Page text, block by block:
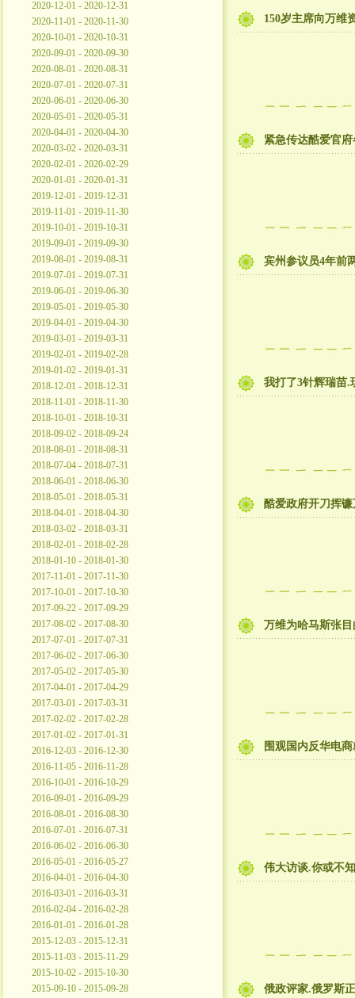
2020-12-01 - 2020-12-31
2020-11-01 - 2020-11-30
2020-10-01 - 2020-10-31
2020-09-01 - 2020-09-30
2020-08-01 - 2020-08-31
2020-07-01 - 2020-07-31
2020-06-01 - 2020-06-30
2020-05-01 - 2020-05-31
2020-04-01 - 2020-04-30
2020-03-02 - 2020-03-31
2020-02-01 - 2020-02-29
2020-01-01 - 2020-01-31
2019-12-01 - 2019-12-31
2019-11-01 - 2019-11-30
2019-10-01 - 2019-10-31
2019-09-01 - 2019-09-30
2019-08-01 - 2019-08-31
2019-07-01 - 2019-07-31
2019-06-01 - 2019-06-30
2019-05-01 - 2019-05-30
2019-04-01 - 2019-04-30
2019-03-01 - 2019-03-31
2019-02-01 - 2019-02-28
2019-01-02 - 2019-01-31
2018-12-01 - 2018-12-31
2018-11-01 - 2018-11-30
2018-10-01 - 2018-10-31
2018-09-02 - 2018-09-24
2018-08-01 - 2018-08-31
2018-07-04 - 2018-07-31
2018-06-01 - 2018-06-30
2018-05-01 - 2018-05-31
2018-04-01 - 2018-04-30
2018-03-02 - 2018-03-31
2018-02-01 - 2018-02-28
2018-01-10 - 2018-01-30
2017-11-01 - 2017-11-30
2017-10-01 - 2017-10-30
2017-09-22 - 2017-09-29
2017-08-02 - 2017-08-30
2017-07-01 - 2017-07-31
2017-06-02 - 2017-06-30
2017-05-02 - 2017-05-30
2017-04-01 - 2017-04-29
2017-03-01 - 2017-03-31
2017-02-02 - 2017-02-28
2017-01-02 - 2017-01-31
2016-12-03 - 2016-12-30
2016-11-05 - 2016-11-28
2016-10-01 - 2016-10-29
2016-09-01 - 2016-09-29
2016-08-01 - 2016-08-30
2016-07-01 - 2016-07-31
2016-06-02 - 2016-06-30
2016-05-01 - 2016-05-27
2016-04-01 - 2016-04-30
2016-03-01 - 2016-03-31
2016-02-04 - 2016-02-28
2016-01-01 - 2016-01-28
2015-12-03 - 2015-12-31
2015-11-03 - 2015-11-29
2015-10-02 - 2015-10-30
2015-09-10 - 2015-09-28
150岁主席向万维
紧急传达酷爱官
宾州参议员4年前
我打了3针辉瑞苗.
酷爱政府开刀挥
万维为哈马斯张
围观国内反华电
伟大访谈.你或不
俄政评家.俄罗斯